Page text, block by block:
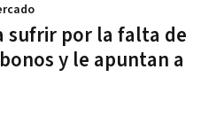
sufrir por la falta de
y le apuntan a